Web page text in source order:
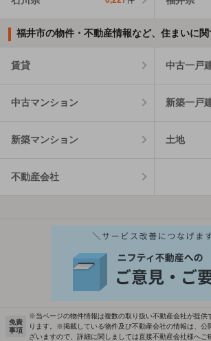
福井市の物件・不動産情報など、住まいに関
賃貸 中古一戸
中古マンション 新築一戸
新築マンション 土地
不動産会社
免責
事項
※当ページの物件情報は複数の取り扱い不動産会社が提供
ります。※掲載している物件及び不動産会社の情報は、公
ざいますので、詳細に関しましては直接不動産会社様へご